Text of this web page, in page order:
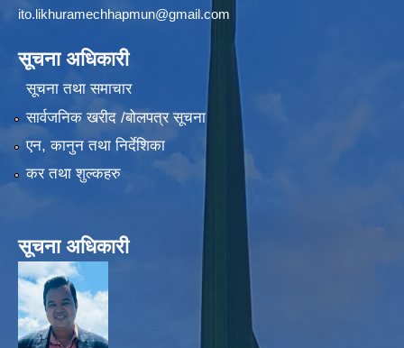
ito.likhuramechhapmun@gmail.com
सूचना अधिकारी
सूचना तथा समाचार
सार्वजनिक खरीद /बोलपत्र सूचना
एन, कानुन तथा निर्देशिका
कर तथा शुल्कहरु
सूचना अधिकारी